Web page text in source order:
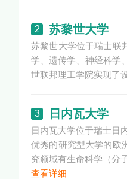
2 苏黎世大学
苏黎世大学位于瑞士联
学、遗传学、神经科学
世联邦理工学院实现了
3 日内瓦大学
日内瓦大学位于瑞士日
优秀的研究型大学的欧
究领域有生命科学（分
查看详细